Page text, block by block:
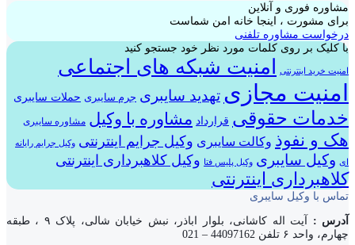
مشاوره فوری و آنلاین
برای مشورت ، اینجا خانه امن شماست
درخواست مشاوره تلفنی
با کلیک بر روی کلمات مورد نظر خود جستجو کنید
امنیت خرید اینترنتی امنیت شبکه های اجتماعی
امنیت مجازی تهدید سایبری جرم سایبری حملات سایبری
خدمات حقوقی قرارداد مشاوره با وکیل مشاوره سایبری
هک و نفوذ وکالت سایبری وکیل جرایم اینترنتی وکیل جرایم رایانه
ای وکیل سایبری وکیل پلیس فتا وکیل کلاهبرداری اینترنتی
کلاهبرداری اینترنتی
تماس با وکیل سایبری
آدرس :
آیت اله کاشانی، بلوار اباذر، نبش خیابان شالی، پلاک ۹ ، طبقه
چهارم، واحد ۶ تلفن 44097162 – 021